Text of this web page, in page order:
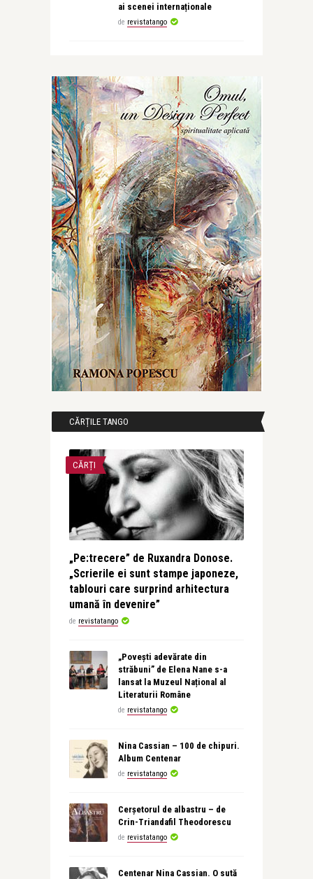
ai scenei internaționale
de revistatango
CĂRȚILE TANGO
CĂRȚI
„Pe:trecere” de Ruxandra Donose.
„Scrierile ei sunt stampe japoneze,
tablouri care surprind arhitectura
umană în devenire”
de revistatango
„Povești adevărate din
străbuni” de Elena Nane s-a
lansat la Muzeul Național al
Literaturii Române
de revistatango
Nina Cassian – 100 de chipuri.
Album Centenar
de revistatango
Cerșetorul de albastru – de
Crin-Triandafil Theodorescu
de revistatango
Centenar Nina Cassian. O sută